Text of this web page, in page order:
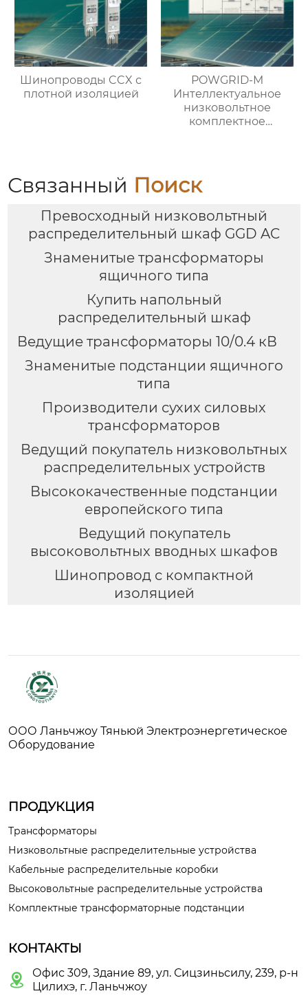
Шинопроводы CCX с
плотной изоляцией
POWGRID-M
Интеллектуальное
низковольтное
комплектное
Связанный Поиск
Превосходный низковольтный
распределительный шкаф GGD AC
Знаменитые трансформаторы
ящичного типа
Купить напольный
распределительный шкаф
Ведущие трансформаторы 10/0.4 кВ
Знаменитые подстанции ящичного
типа
Производители сухих силовых
трансформаторов
Ведущий покупатель низковольтных
распределительных устройств
Высококачественные подстанции
европейского типа
Ведущий покупатель
высоковольтных вводных шкафов
Шинопровод с компактной
изоляцией
ООО Ланьчжоу Тяньюй Электроэнергетическое
Оборудование
ПРОДУКЦИЯ
Трансформаторы
Низковольтные распределительные устройства
Кабельные распределительные коробки
Высоковольтные распределительные устройства
Комплектные трансформаторные подстанции
КОНТАКТЫ

Офис 309, Здание 89, ул. Сицзиньсилу, 239, р-н
Цилихэ, г. Ланьчжоу